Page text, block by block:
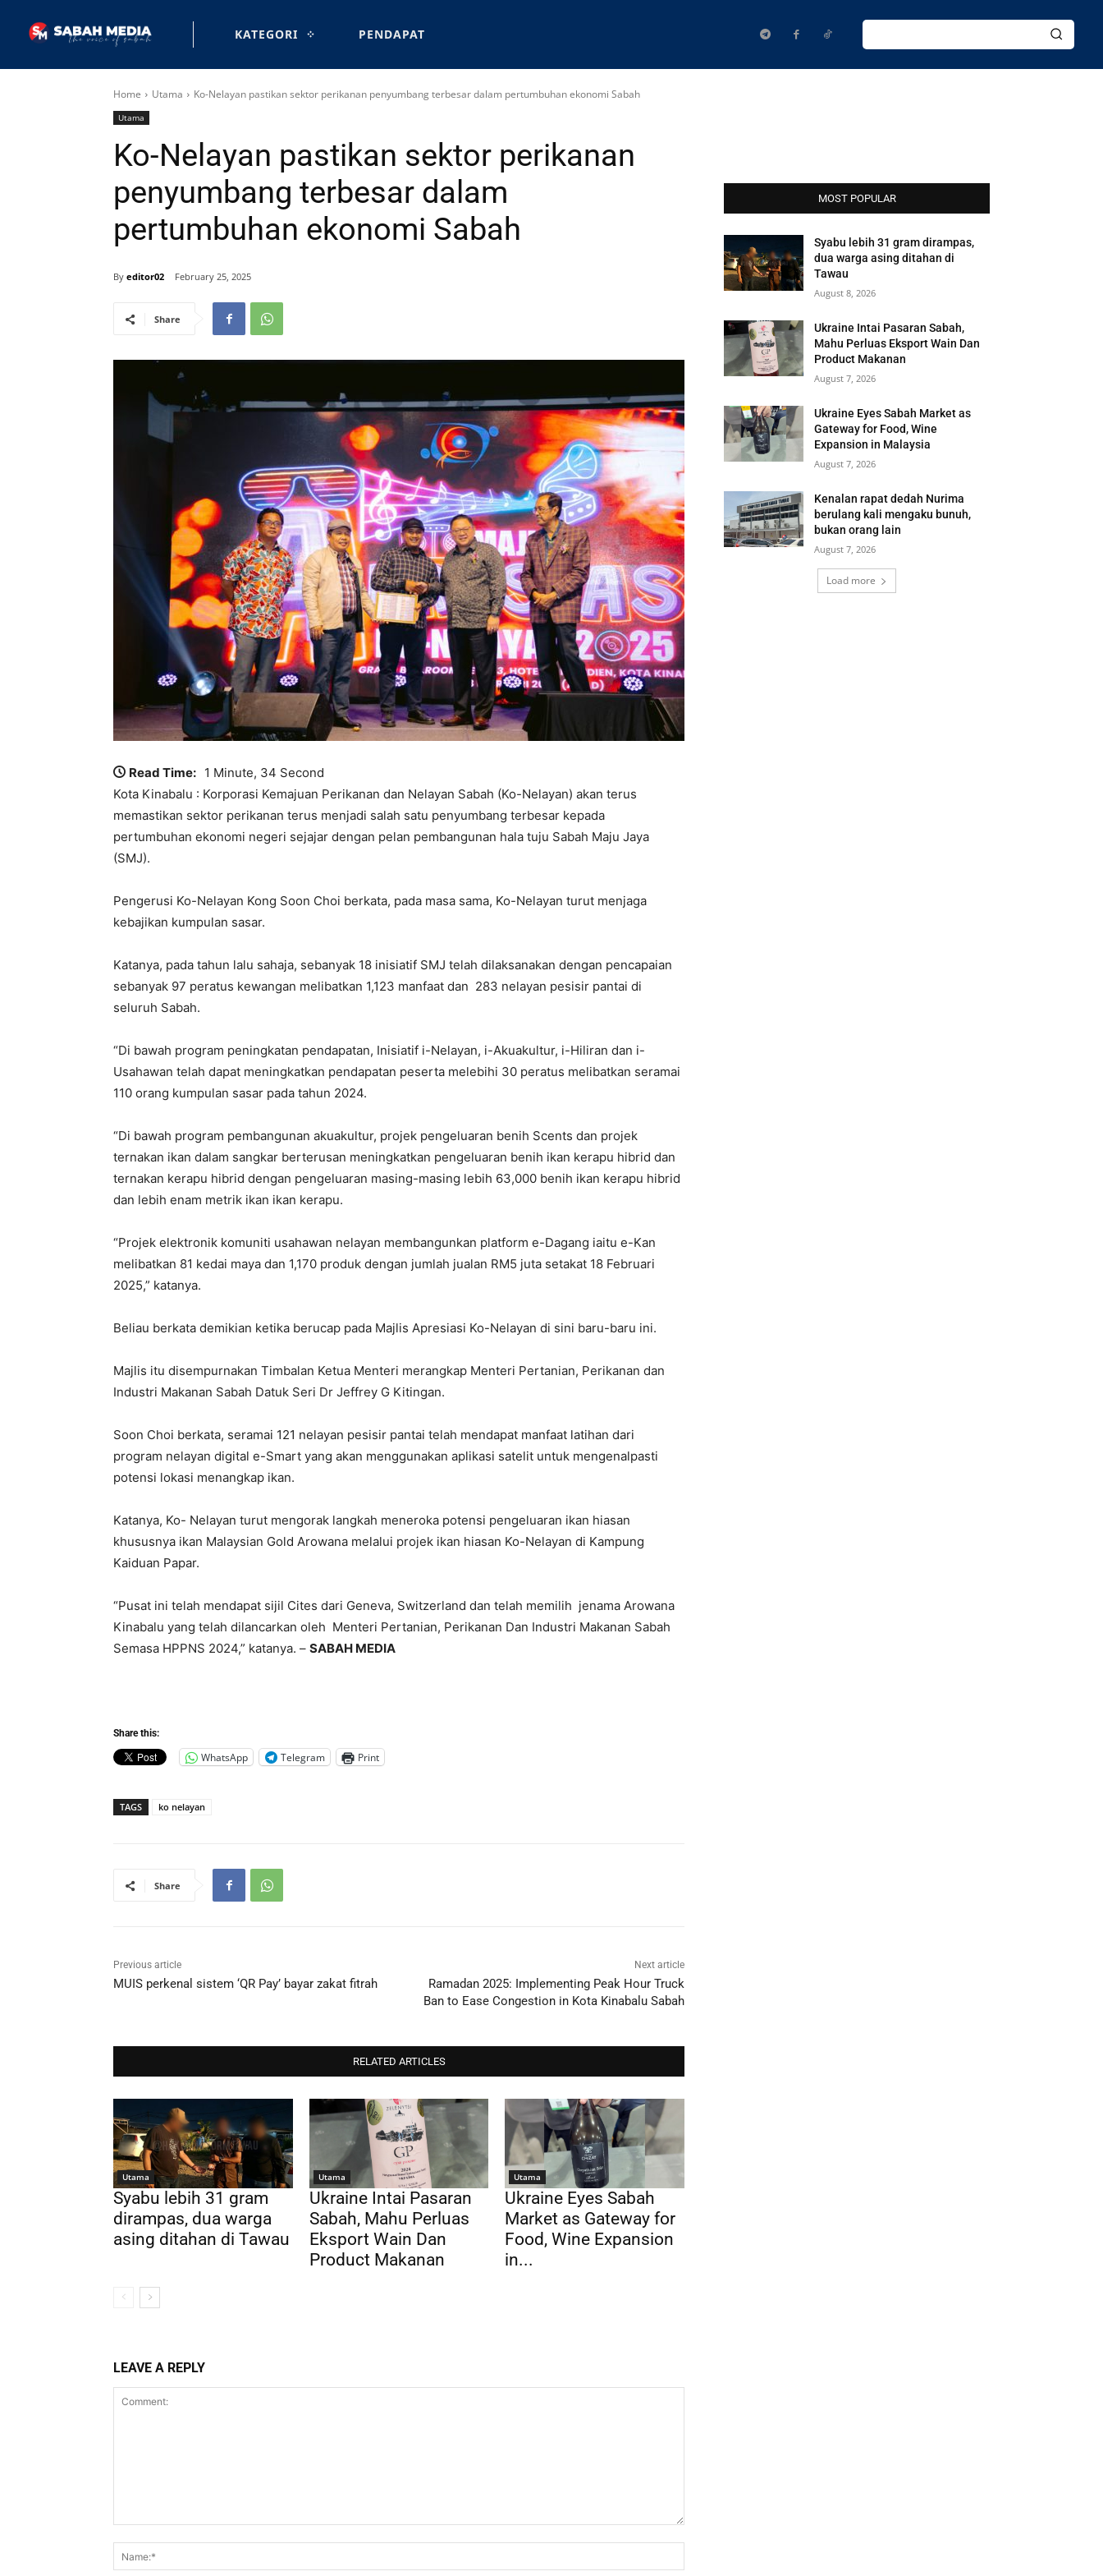
KATEGORI PENDAPAT
Home Utama Ko-Nelayan pastikan sektor perikanan penyumbang terbesar dalam pertumbuhan ekonomi Sabah
Utama
Ko-Nelayan pastikan sektor perikanan
penyumbang terbesar dalam
pertumbuhan ekonomi Sabah
By editor02 February 25, 2025
Share
Read Time: 1 Minute, 34 Second
Kota Kinabalu : Korporasi Kemajuan Perikanan dan Nelayan Sabah (Ko-Nelayan) akan terus
memastikan sektor perikanan terus menjadi salah satu penyumbang terbesar kepada
pertumbuhan ekonomi negeri sejajar dengan pelan pembangunan hala tuju Sabah Maju Jaya
(SMJ).
Pengerusi Ko-Nelayan Kong Soon Choi berkata, pada masa sama, Ko-Nelayan turut menjaga
kebajikan kumpulan sasar.
Katanya, pada tahun lalu sahaja, sebanyak 18 inisiatif SMJ telah dilaksanakan dengan pencapaian
sebanyak 97 peratus kewangan melibatkan 1,123 manfaat dan 283 nelayan pesisir pantai di
seluruh Sabah.
“Di bawah program peningkatan pendapatan, Inisiatif i-Nelayan, i-Akuakultur, i-Hiliran dan i-
Usahawan telah dapat meningkatkan pendapatan peserta melebihi 30 peratus melibatkan seramai
110 orang kumpulan sasar pada tahun 2024.
“Di bawah program pembangunan akuakultur, projek pengeluaran benih Scents dan projek
ternakan ikan dalam sangkar berterusan meningkatkan pengeluaran benih ikan kerapu hibrid dan
ternakan kerapu hibrid dengan pengeluaran masing-masing lebih 63,000 benih ikan kerapu hibrid
dan lebih enam metrik ikan ikan kerapu.
“Projek elektronik komuniti usahawan nelayan membangunkan platform e-Dagang iaitu e-Kan
melibatkan 81 kedai maya dan 1,170 produk dengan jumlah jualan RM5 juta setakat 18 Februari
2025,” katanya.
Beliau berkata demikian ketika berucap pada Majlis Apresiasi Ko-Nelayan di sini baru-baru ini.
Majlis itu disempurnakan Timbalan Ketua Menteri merangkap Menteri Pertanian, Perikanan dan
Industri Makanan Sabah Datuk Seri Dr Jeffrey G Kitingan.
Soon Choi berkata, seramai 121 nelayan pesisir pantai telah mendapat manfaat latihan dari
program nelayan digital e-Smart yang akan menggunakan aplikasi satelit untuk mengenalpasti
potensi lokasi menangkap ikan.
Katanya, Ko- Nelayan turut mengorak langkah meneroka potensi pengeluaran ikan hiasan
khususnya ikan Malaysian Gold Arowana melalui projek ikan hiasan Ko-Nelayan di Kampung
Kaiduan Papar.
“Pusat ini telah mendapat sijil Cites dari Geneva, Switzerland dan telah memilih jenama Arowana
Kinabalu yang telah dilancarkan oleh Menteri Pertanian, Perikanan Dan Industri Makanan Sabah
Semasa HPPNS 2024,” katanya. – SABAH MEDIA
Share this:
WhatsApp Telegram Print
TAGS ko nelayan
Share
Previous article
MUIS perkenal sistem ‘QR Pay’ bayar zakat fitrah
Next article
Ramadan 2025: Implementing Peak Hour Truck
Ban to Ease Congestion in Kota Kinabalu Sabah
RELATED ARTICLES
Utama
Syabu lebih 31 gram
dirampas, dua warga
asing ditahan di Tawau
Utama
Ukraine Intai Pasaran
Sabah, Mahu Perluas
Eksport Wain Dan
Product Makanan
Utama
Ukraine Eyes Sabah
Market as Gateway for
Food, Wine Expansion
in...
LEAVE A REPLY
MOST POPULAR
Syabu lebih 31 gram dirampas,
dua warga asing ditahan di
Tawau
August 8, 2026
Ukraine Intai Pasaran Sabah,
Mahu Perluas Eksport Wain Dan
Product Makanan
August 7, 2026
Ukraine Eyes Sabah Market as
Gateway for Food, Wine
Expansion in Malaysia
August 7, 2026
Kenalan rapat dedah Nurima
berulang kali mengaku bunuh,
bukan orang lain
August 7, 2026
Load more